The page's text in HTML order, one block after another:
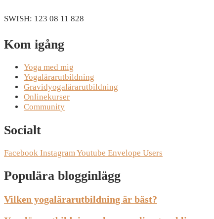
SWISH: 123 08 11 828
Kom igång
Yoga med mig
Yogalärarutbildning
Gravidyogalärarutbildning
Onlinekurser
Community
Socialt
Facebook Instagram Youtube Envelope Users
Populära blogginlägg
Vilken yogalärarutbildning är bäst?